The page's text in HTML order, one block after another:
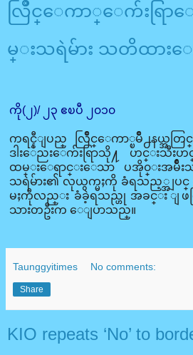
လြိဳင္ေကာ္ေက်းရြာ
မ္းသရဲမ်ား သတိထားေ
ကို(၂)/ ၂၃ ဧၿပီ ၂၀၁၀
ကရင္နီျပည္ လြိဳင္ေကာ္ၿမိဳ႕နယ္အတြ
ဒါးေညးေက်းရြာသို႔ ဟင္းသီးဟ
ထမ္းေရာင္းေသာ ပအို၀္းအမ်ိဳးသ
သရဲမ်ား၏ လုယွက္မႈကို ခံရသည့္အျ
မႈကိုလည္း ခံခဲ့ရသည္ဟု အခင္း ျဖစ္ပ
သားတဦးက ေျပာသည္။
Taunggyitimes No comments:
Share
KIO repeats ‘No’ to